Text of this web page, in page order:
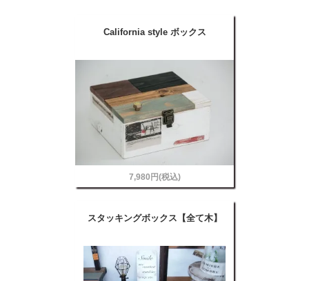
California style ボックス
7,980円(税込)
スタッキングボックス【全て木】